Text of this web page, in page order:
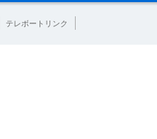
テレボートリンク